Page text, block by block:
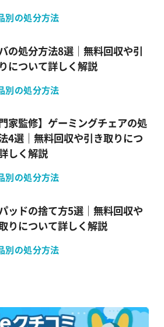
別の処分方法
の処分方法8選｜無料回収や引
について詳しく解説
別の処分方法
門家監修】ゲーミングチェアの処
4選｜無料回収や引き取りにつ
しく解説
別の処分方法
ッドの捨て方5選｜無料回収や
りについて詳しく解説
別の処分方法